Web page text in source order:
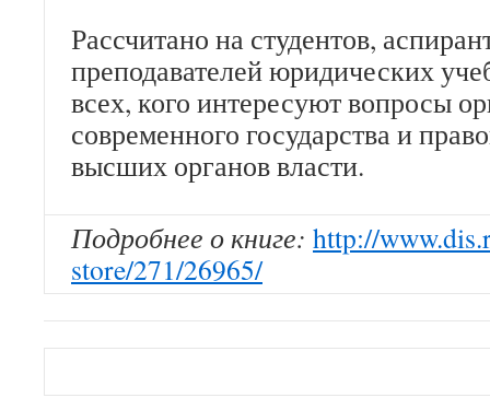
Рассчитано на студентов,
преподавателей юридических
всех, кого интересуют вопросы
современного государства и
высших органов власти.
Подробнее о книге: http://
store/271/26965/